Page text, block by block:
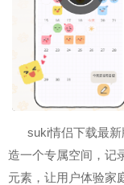
suki情侣下载最
造一个专属空间，记
元素，让用户体验家